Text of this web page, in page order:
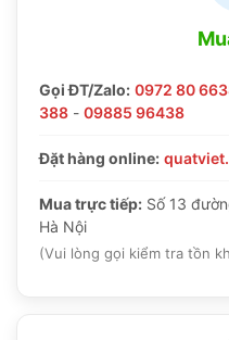
Gọi ĐT/Zalo: 0972 80
388 - 09885 96438
Đặt hàng online:
Mua trực tiếp: Số 13
Hà Nội
(Vui lòng gọi kiểm tra tồn